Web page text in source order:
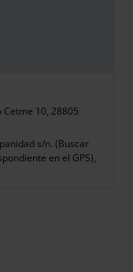
Cetme 10, 28805
s/n. (Buscar
en el GPS),